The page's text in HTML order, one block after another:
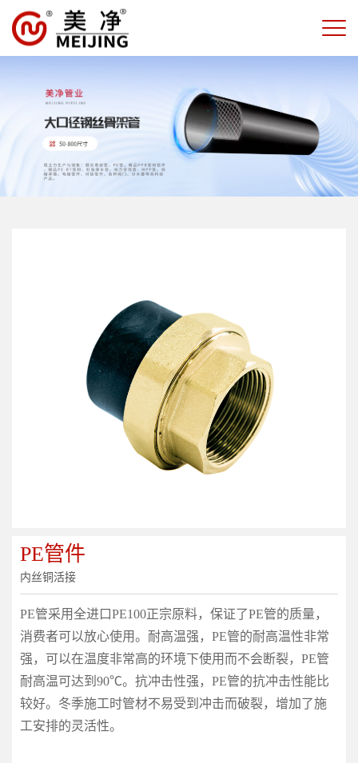
PE管件
内丝铜活接
PE管采用全进口PE100正宗原料，保证了PE管的质量，
消费者可以放心使用。耐高温强，PE管的耐高温性非常
强，可以在温度非常高的环境下使用而不会断裂，PE管
耐高温可达到90℃。抗冲击性强，PE管的抗冲击性能比
较好。冬季施工时管材不易受到冲击而破裂，增加了施
工安排的灵活性。